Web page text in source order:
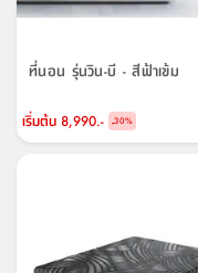
ที่นอน รุ่นวิน-บี - สีฟ้าเข้ม
เริ่มต้น 8,990.- -30%